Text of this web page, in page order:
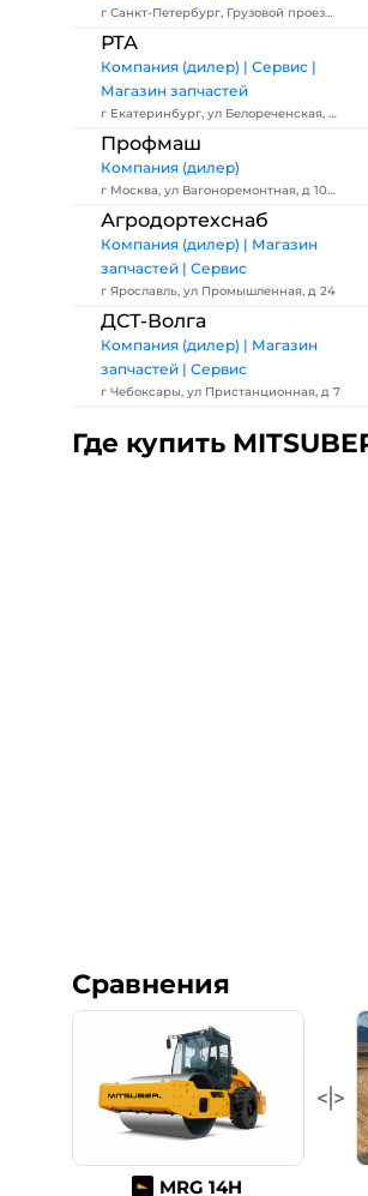
г Санкт-Петербург, Грузовой проезд,
д 27
РТА
Компания (дилер) | Сервис |
Магазин запчастей
г Екатеринбург, ул Белореченская, д
4
Профмаш
Компания (дилер)
г Москва, ул Вагоноремонтная, д 10
стр 2
Агродортехснаб
Компания (дилер) | Магазин
запчастей | Сервис
г Ярославль, ул Промышленная, д 24
ДСТ-Волга
Компания (дилер) | Магазин
запчастей | Сервис
г Чебоксары, ул Пристанционная, д 7
Где купить
Сравнения
MRG 14H